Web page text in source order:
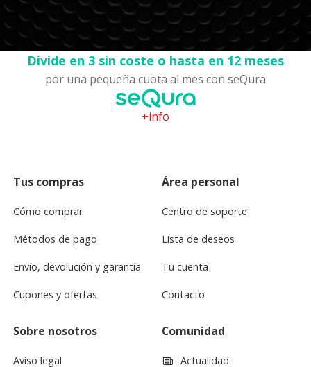
Divide en 3 sin coste o hasta en 12 meses
por una pequeña cuota al mes con seQura
+info
Tus compras
Cómo comprar
Métodos de pago
Envío, devolución y garantía
Cupones y ofertas
Área personal
Centro de soporte
Lista de deseos
Tu cuenta
Contacto
Sobre nosotros
Aviso legal
Comunidad
Actualidad